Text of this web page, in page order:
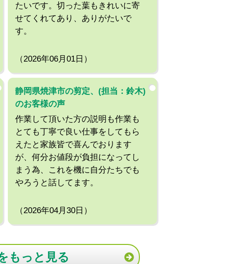
たいです。切った葉もきれいに寄
せてくれてあり、ありがたいで
す。
（2026年06月01日）
静岡県焼津市の剪定、(担当：鈴木)
のお客様の声
作業して頂いた方の説明も作業も
とても丁寧で良い仕事をしてもら
えたと家族皆で喜んでおります
が、何分お値段が負担になってし
まう為、これを機に自分たちでも
やろうと話してます。
（2026年04月30日）
もっと見る